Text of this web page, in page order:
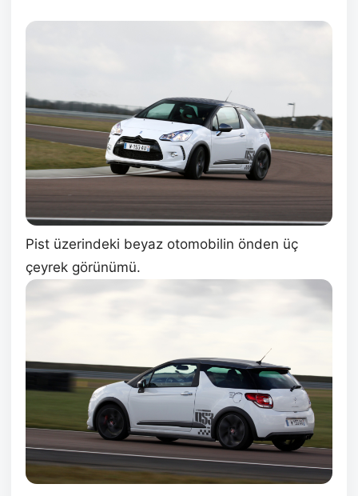
Pist üzerindeki beyaz otomobilin önden üç
çeyrek görünümü.